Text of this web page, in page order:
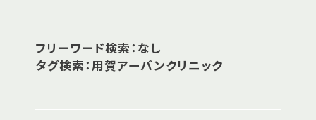
フリーワード検索：なし
タグ検索：用賀アーバンクリニック